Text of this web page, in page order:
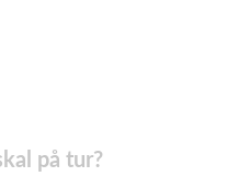
på tur?